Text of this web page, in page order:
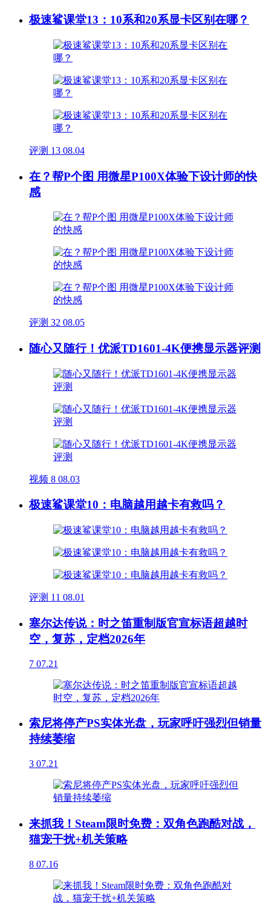
极速鲨课堂13：10系和20系显卡区别在哪？
评测 13 08.04
在？帮P个图 用微星P100X体验下设计师的快
感
评测 32 08.05
随心又随行！优派TD1601-4K便携显示器评测
视频 8 08.03
极速鲨课堂10：电脑越用越卡有救吗？
评测 11 08.01
塞尔达传说：时之笛重制版官宣标语超越时
空，复苏，定档2026年
7 07.21
索尼将停产PS实体光盘，玩家呼吁强烈但销量
持续萎缩
3 07.21
来抓我！Steam限时免费：双角色跑酷对战，
猫宠干扰+机关策略
8 07.16